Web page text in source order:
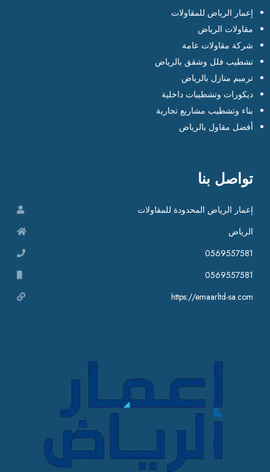
إعمار الرياض للمقاولات
مقاولات الرياض
شركة مقاولات عامة
تشطيب فلل وشقق بالرياض
ترميم منازل بالرياض
ديكورات وتشطيبات داخلية
بناء وتشطيب مشاريع تجارية
أفضل مقاول بالرياض
تواصل بنا
إعمار الرياض المحدودة للمقاولات
الرياض
0569557581
0569557581
https://emaarltd-sa.com